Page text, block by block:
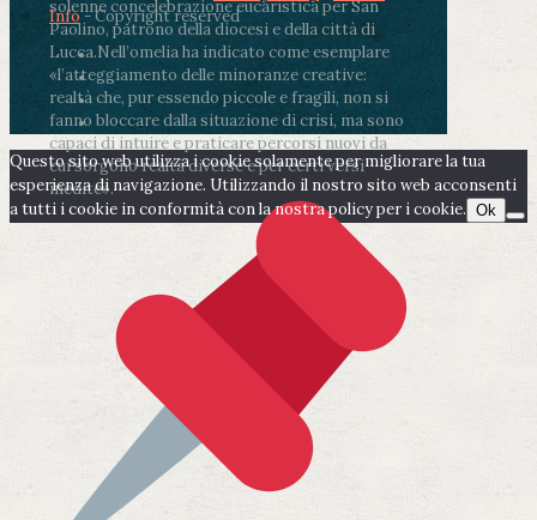
solenne concelebrazione eucaristica per San
Paolino, patrono della diocesi e della città di
Lucca.Nell’omelia ha indicato come esemplare
«l’atteggiamento delle minoranze creative:
realtà che, pur essendo piccole e fragili, non si
fanno bloccare dalla situazione di crisi, ma sono
capaci di intuire e praticare percorsi nuovi da
cui sorgono realtà diverse e per certi versi
inedite».
Info- Copyright reserved
Questo sito web utilizza i cookie solamente per migliorare la tua
esperienza di navigazione. Utilizzando il nostro sito web acconsenti
a tutti i cookie in conformità con la nostra policy per i cookie. Ok